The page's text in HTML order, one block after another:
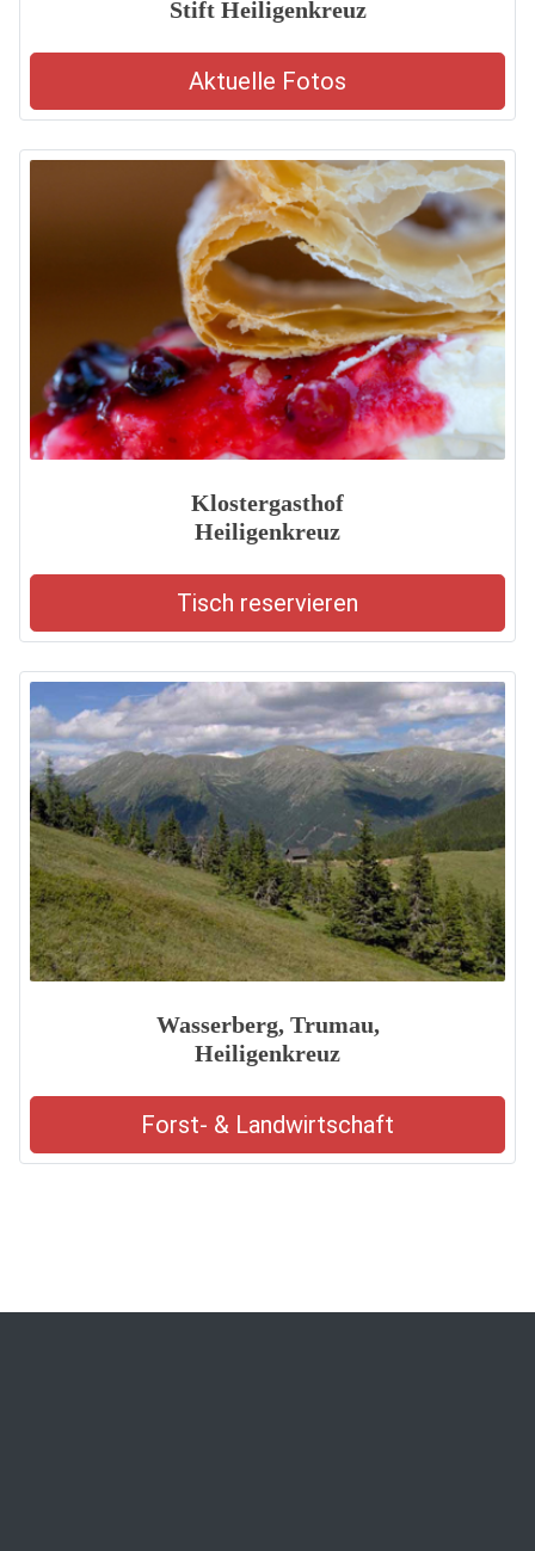
Stift Heiligenkreuz
Aktuelle Fotos
Klostergasthof
Heiligenkreuz
Tisch reservieren
Wasserberg, Trumau,
Heiligenkreuz
Forst- & Landwirtschaft